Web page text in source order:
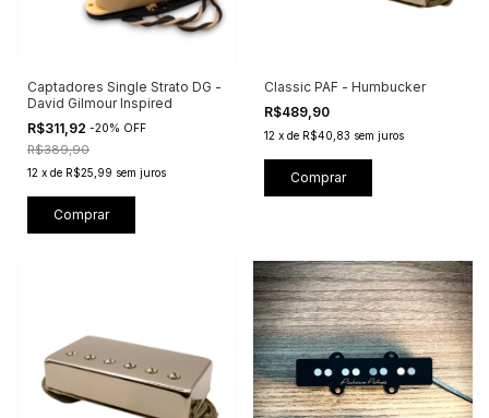
Captadores Single Strato DG -
David Gilmour Inspired
R$311,92 -20% OFF
R$389,90
12 x de R$25,99 sem juros
Comprar
Classic PAF - Humbucker
R$489,90
12 x de R$40,83 sem juros
Comprar